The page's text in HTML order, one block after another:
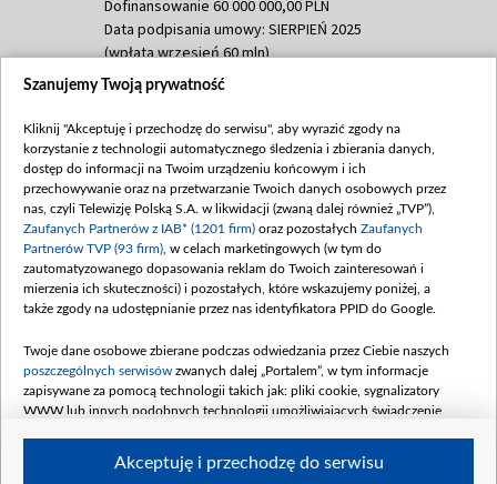
Dofinansowanie 60 000 000,00 PLN
Data podpisania umowy: SIERPIEŃ 2025
(wpłata wrzesień 60 mln)
Dofinansowanie 635 783 051,21 PLN
(wpłata wrzesień 100 mln, październik 350
mln, listopad 265 mln)
Dofinansowanie 48 862 000,00 PLN
Data podpisania umowy: GRUDZIEŃ 2025
(wpłata grudzień 60,548 mln)
Dofinansowanie 900 000 000,00 PLN
Data podpisania umowy: LUTY 2026 (wpłata
kwiecień 180 mln, 7 maja 180 mln, 8
czerwca 90 mln)
Dofinansowanie 250 000 000,00 PLN
4 sierpnia 250 mln
Szanujemy Twoją prywatność
Kliknij "Akceptuję i przechodzę do serwisu", aby wyrazić zgody na
korzystanie z technologii automatycznego śledzenia i zbierania danych,
dostęp do informacji na Twoim urządzeniu końcowym i ich
przechowywanie oraz na przetwarzanie Twoich danych osobowych przez
nas, czyli Telewizję Polską S.A. w likwidacji (zwaną dalej również „TVP”),
Zaufanych Partnerów z IAB* (1201 firm) oraz pozostałych Zaufanych
Partnerów TVP (93 firm) , w celach marketingowych (w tym do
zautomatyzowanego dopasowania reklam do Twoich zainteresowań i
mierzenia ich skuteczności) i pozostałych, które wskazujemy poniżej, a
także zgody na udostępnianie przez nas identyfikatora PPID do Google.
Twoje dane osobowe zbierane podczas odwiedzania przez Ciebie naszych
poszczególnych serwisów zwanych dalej „Portalem”, w tym informacje
zapisywane za pomocą technologii takich jak: pliki cookie, sygnalizatory
WWW lub innych podobnych technologii umożliwiających świadczenie
Akceptuję i przechodzę do serwisu